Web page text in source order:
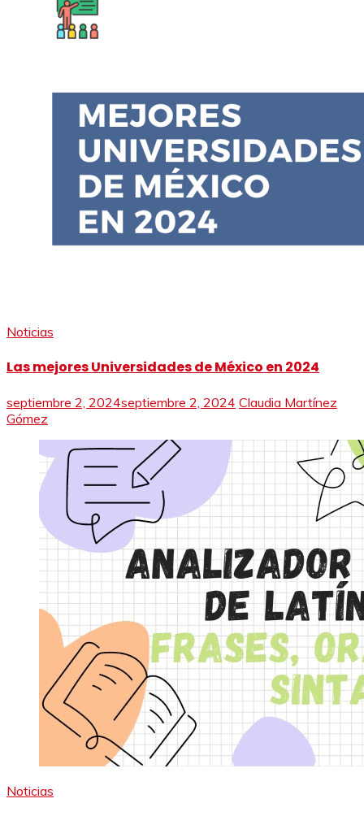
Noticias
Las mejores Universidades de México en 2024
septiembre 2, 2024septiembre 2, 2024 Claudia Martínez
Gómez
Noticias